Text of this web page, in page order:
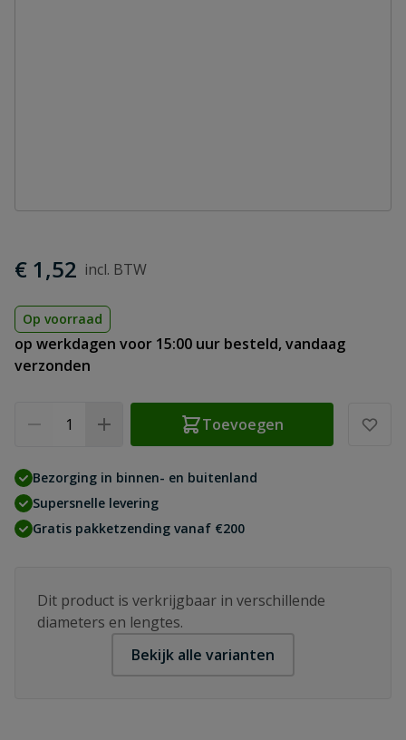
€ 1,52
Op voorraad
op werkdagen voor 15:00 uur besteld, vandaag
verzonden
Toevoegen
Bezorging in binnen- en buitenland
Supersnelle levering
Gratis pakketzending vanaf €200
Dit product is verkrijgbaar in verschillende
diameters en lengtes.
Bekijk alle varianten